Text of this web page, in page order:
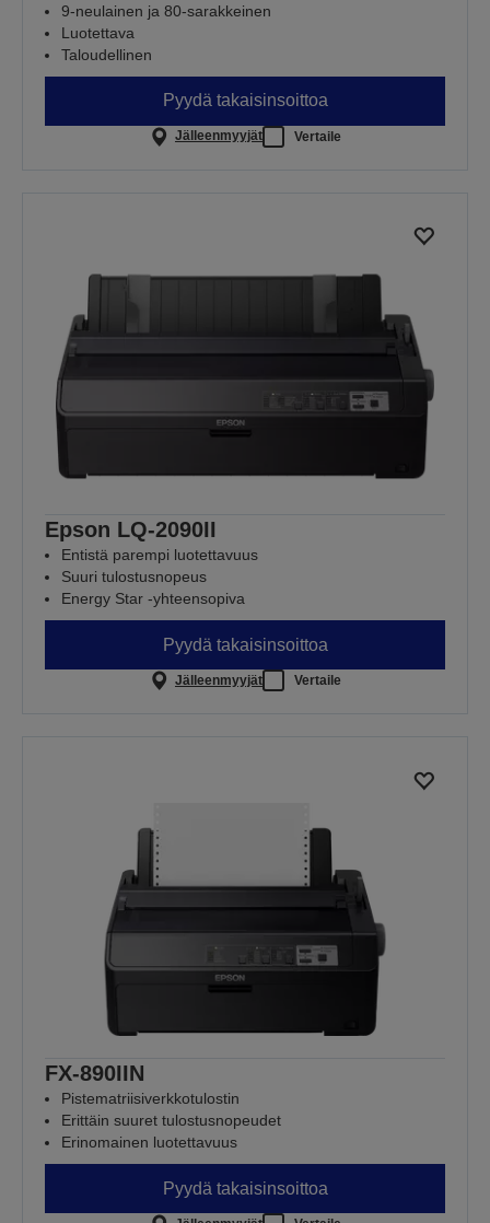
9-neulainen ja 80-sarakkeinen
Luotettava
Taloudellinen
Pyydä takaisinsoittoa
Jälleenmyyjät Vertaile
Epson LQ-2090II
Entistä parempi luotettavuus
Suuri tulostusnopeus
Energy Star -yhteensopiva
Pyydä takaisinsoittoa
Jälleenmyyjät Vertaile
FX-890IIN
Pistematriisiverkkotulostin
Erittäin suuret tulostusnopeudet
Erinomainen luotettavuus
Pyydä takaisinsoittoa